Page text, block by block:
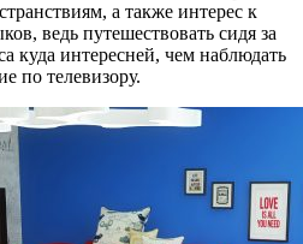
а также интерес к
ведь путешествовать сидя за
куда интересней, чем наблюдать
по телевизору.